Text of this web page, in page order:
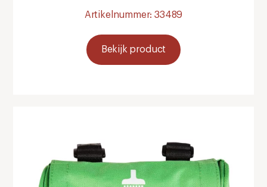
Artikelnummer: 33489
Bekijk product